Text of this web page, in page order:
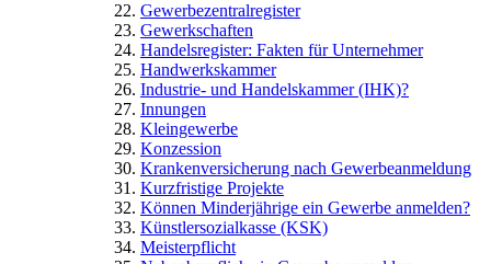
Gewerbezentralregister
Gewerkschaften
Handelsregister: Fakten für Unternehmer
Handwerkskammer
Industrie- und Handelskammer (IHK)?
Innungen
Kleingewerbe
Konzession
Krankenversicherung nach Gewerbeanmeldung
Kurzfristige Projekte
Können Minderjährige ein Gewerbe anmelden?
Künstlersozialkasse (KSK)
Meisterpflicht